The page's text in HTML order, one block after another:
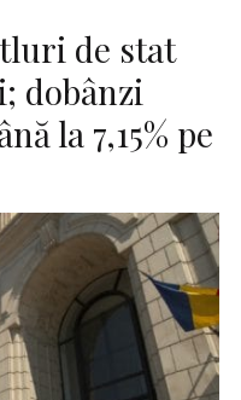
de stat
dobânzi
la 7,15% pe